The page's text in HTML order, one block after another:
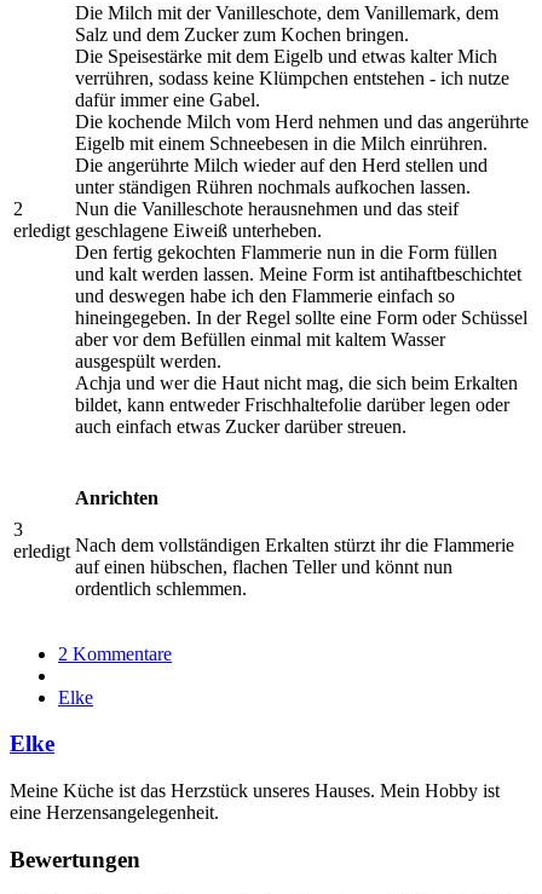
2
erledigt
Die Milch mit der Vanilleschote, dem Vanillemark, dem
Salz und dem Zucker zum Kochen bringen.
Die Speisestärke mit dem Eigelb und etwas kalter Mich
verrühren, sodass keine Klümpchen entstehen - ich nutze
dafür immer eine Gabel.
Die kochende Milch vom Herd nehmen und das angerührte
Eigelb mit einem Schneebesen in die Milch einrühren.
Die angerührte Milch wieder auf den Herd stellen und
unter ständigen Rühren nochmals aufkochen lassen.
Nun die Vanilleschote herausnehmen und das steif
geschlagene Eiweiß unterheben.
Den fertig gekochten Flammerie nun in die Form füllen
und kalt werden lassen. Meine Form ist antihaftbeschichtet
und deswegen habe ich den Flammerie einfach so
hineingegeben. In der Regel sollte eine Form oder Schüssel
aber vor dem Befüllen einmal mit kaltem Wasser
ausgespült werden.
Achja und wer die Haut nicht mag, die sich beim Erkalten
bildet, kann entweder Frischhaltefolie darüber legen oder
auch einfach etwas Zucker darüber streuen.
3
erledigt
Anrichten
Nach dem vollständigen Erkalten stürzt ihr die Flammerie
auf einen hübschen, flachen Teller und könnt nun
ordentlich schlemmen.
2 Kommentare
Elke
Elke
Meine Küche ist das Herzstück unseres Hauses. Mein Hobby ist
eine Herzensangelegenheit.
Bewertungen